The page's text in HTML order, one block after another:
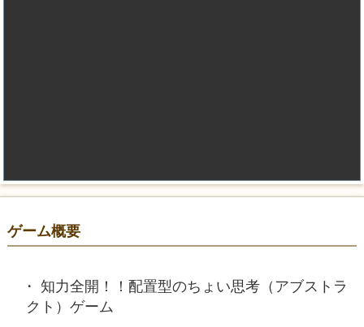
ゲーム概要
知力全開！！配置型のちょい思考（アブストラ
クト）ゲーム